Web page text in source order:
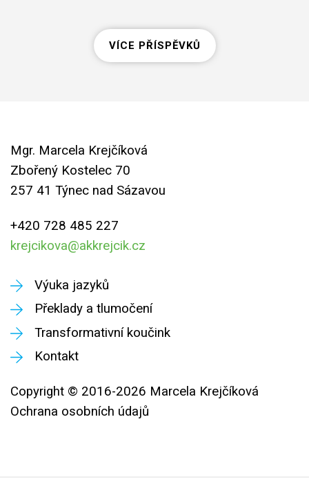
VÍCE PŘÍSPĚVKŮ
Mgr. Marcela Krejčíková
Zbořený Kostelec 70
257 41 Týnec nad Sázavou
+420 728 485 227
krejcikova@akkrejcik.cz
Výuka jazyků
Překlady a tlumočení
Transformativní koučink
Kontakt
Copyright © 2016-2026 Marcela Krejčíková
Ochrana osobních údajů